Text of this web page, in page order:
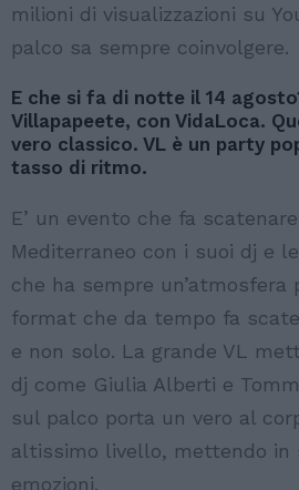
milioni di visualizzazioni su
palco sa sempre coinvolgere.
E che si fa di notte il 14
Villapapeete, con VidaLoca.
vero classico. VL è un party
tasso di ritmo.
E’ un evento che fa
Mediterraneo con i suoi dj e
che ha sempre
format che da tempo fa
e non solo. La grande VL
dj come Giulia Alberti e
sul palco porta un vero al
altissimo livello, mettendo in
emozioni.